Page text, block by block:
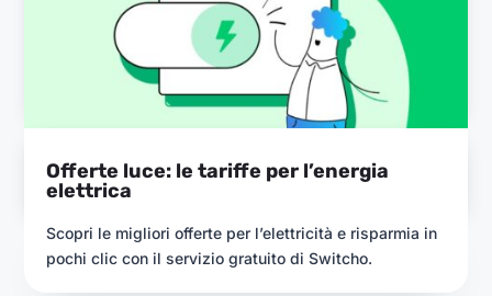
Offerte luce: le tariffe per l’energia
elettrica
Scopri le migliori offerte per l’elettricità e risparmia in
pochi clic con il servizio gratuito di Switcho.